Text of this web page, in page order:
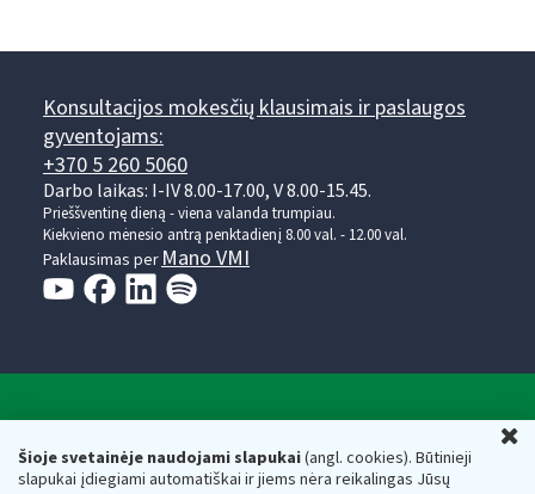
Šioje svetainėje naudojami slapukai(angl. cookies). Būtinieji
slapukai įdiegiami automatiškai ir jiems nėra reikalingas Jūsų
Konsultacijos mokesčių klausimais ir paslaugos
gyventojams:
+370 5 260 5060
Darbo laikas: I-IV 8.00-17.00, V 8.00-15.45.
Prieššventinę dieną - viena valanda trumpiau.
Kiekvieno mėnesio antrą penktadienį 8.00 val. - 12.00 val.
Paklausimas perMano VMI
Valstybinė mokesčių inspekcija prie Lietuvos
Respublikos finansų ministerijos